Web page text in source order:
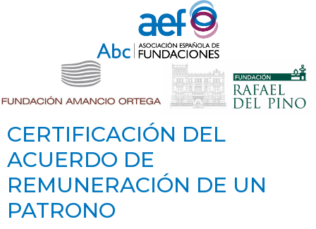
CERTIFICACIÓN DEL
ACUERDO DE
REMUNERACIÓN DE UN
PATRONO